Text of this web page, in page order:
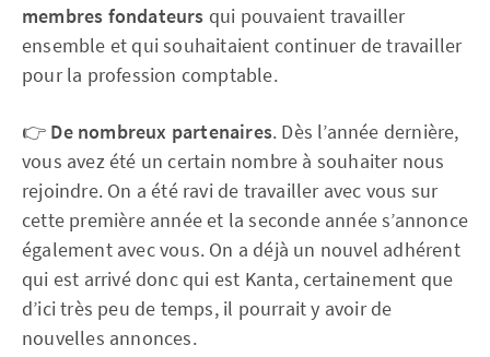
membres fondateurs qui pouvaient travailler
ensemble et qui souhaitaient continuer de travailler
pour la profession comptable.
👉 De nombreux partenaires. Dès l’année dernière,
vous avez été un certain nombre à souhaiter nous
rejoindre. On a été ravi de travailler avec vous sur
cette première année et la seconde année s’annonce
également avec vous. On a déjà un nouvel adhérent
qui est arrivé donc qui est Kanta, certainement que
d’ici très peu de temps, il pourrait y avoir de
nouvelles annonces.